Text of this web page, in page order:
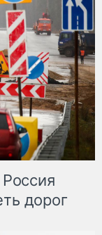
дорог